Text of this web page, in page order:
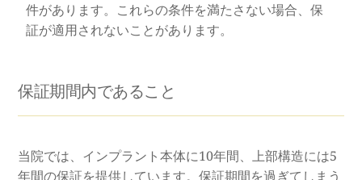
件があります。これらの条件を満たさない場合、保
証が適用されないことがあります。
保証期間内であること
当院では、インプラント本体に10年間、上部構造には5
年間の保証を提供しています。保証期間を過ぎてしまう